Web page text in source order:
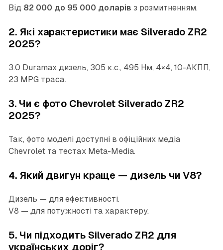
Від 82 000 до 95 000 доларів з розмитненням.
2. Які характеристики має Silverado ZR2
2025?
3.0 Duramax дизель, 305 к.с., 495 Нм, 4×4, 10-АКПП,
23 MPG траса.
3. Чи є фото Chevrolet Silverado ZR2
2025?
Так, фото моделі доступні в офіційних медіа
Chevrolet та тестах Meta-Media.
4. Який двигун краще — дизель чи V8?
Дизель — для ефективності.
V8 — для потужності та характеру.
5. Чи підходить Silverado ZR2 для
українських доріг?